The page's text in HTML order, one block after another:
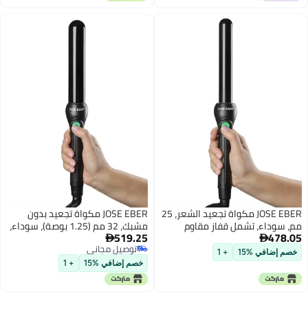
JOSE EBER مكواة تجعيد الشعر، 25
سوداء، تشمل قفاز مقاوم

إضافي %15 + 1
JOSE EBER مكواة تجعيد بدون
مشبك، 32 مم (1.25 بوصة)، سوداء،
قفاز مقاوم للحرارة متضمن،
متوافقة مع الجهد المزدوج عالميًا
519.25
توصيل مجاني
توصيل مجاني
خصم إضافي %15 + 1